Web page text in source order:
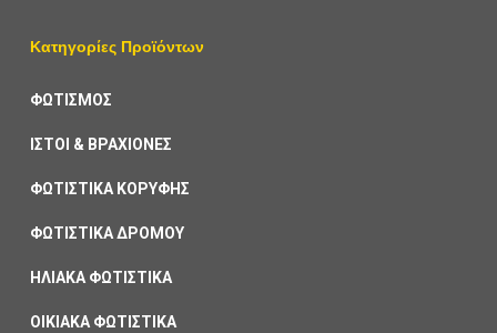
Κατηγορίες Προϊόντων
ΦΩΤΙΣΜΟΣ
ΙΣΤΟΙ & ΒΡΑΧΙΟΝΕΣ
ΦΩΤΙΣΤΙΚΑ ΚΟΡΥΦΗΣ
ΦΩΤΙΣΤΙΚΑ ΔΡΟΜΟΥ
ΗΛΙΑΚΑ ΦΩΤΙΣΤΙΚΑ
ΟΙΚΙΑΚΑ ΦΩΤΙΣΤΙΚΑ